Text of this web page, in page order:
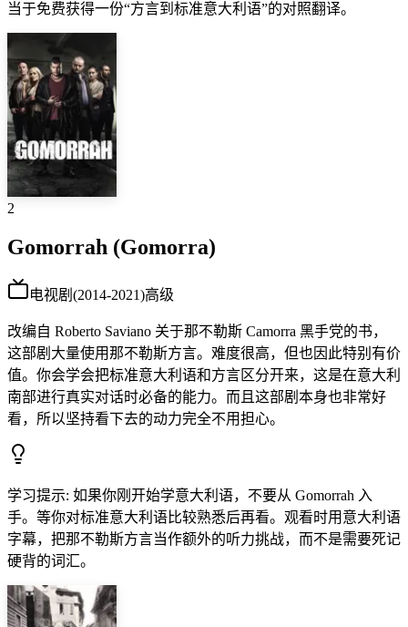
当于免费获得一份“方言到标准意大利语”的对照翻译。
2
Gomorrah (Gomorra)
电视剧 (2014-2021)高级
改编自 Roberto Saviano 关于那不勒斯 Camorra 黑手党的书，
这部剧大量使用那不勒斯方言。难度很高，但也因此特别有价
值。你会学会把标准意大利语和方言区分开来，这是在意大利
南部进行真实对话时必备的能力。而且这部剧本身也非常好
看，所以坚持看下去的动力完全不用担心。
学习提示: 如果你刚开始学意大利语，不要从 Gomorrah 入
手。等你对标准意大利语比较熟悉后再看。观看时用意大利语
字幕，把那不勒斯方言当作额外的听力挑战，而不是需要死记
硬背的词汇。